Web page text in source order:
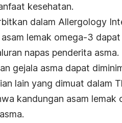
kesehatan.
dalam Allergology
lemak omega-3
napas penderita asma.
gejala asma dapat
lain yang dimuat dalam
kandungan asam lemak